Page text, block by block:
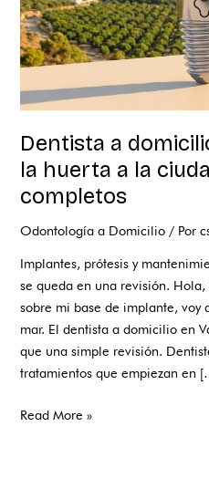
Dentista a
la huerta a la
completos
Odontología a Domicilio / Por
Implantes, prótesis y
se queda en una revisión.
sobre mi base de implante, voy
mar. El dentista a domicilio en
que una simple revisión.
tratamientos que empiezan en
a
la
ciudad,
tratamientos
completos
Read More »